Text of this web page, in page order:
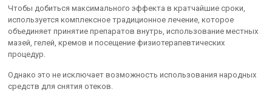
Чтобы добиться максимального эффекта в кратчайшие сроки,
используется комплексное традиционное лечение, которое
объединяет принятие препаратов внутрь, использование местных
мазей, гелей, кремов и посещение физиотерапевтических
процедур.
Однако это не исключает возможность использования народных
средств для снятия отеков.